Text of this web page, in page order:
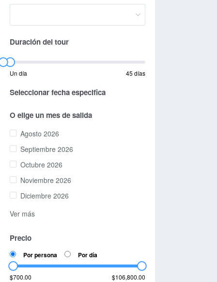
Duración del tour
Un día 45 días
Seleccionar fecha especifica
O elige un mes de salida
Agosto 2026
Septiembre 2026
Octubre 2026
Noviembre 2026
Diciembre 2026
Ver más
Precio
Por persona Por día
$700.00 $106,800.00